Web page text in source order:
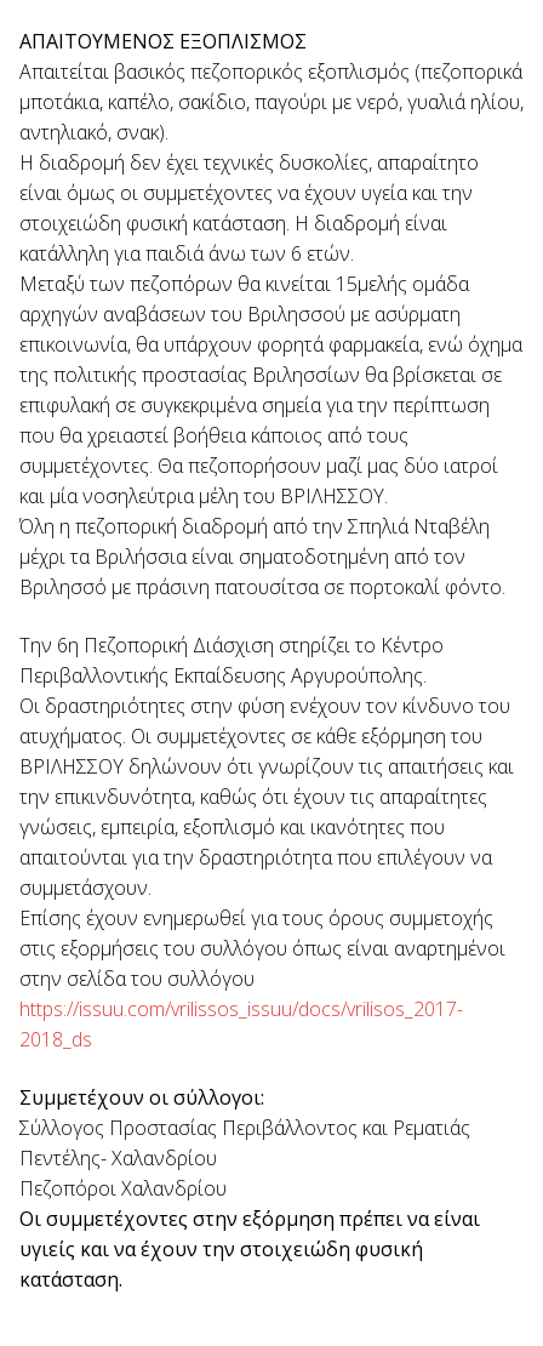
ΑΠΑΙΤΟΥΜΕΝΟΣ ΕΞΟΠΛΙΣΜΟΣ
Απαιτείται βασικός πεζοπορικός εξοπλισμός (πεζοπορικά
μποτάκια, καπέλο, σακίδιο, παγούρι με νερό, γυαλιά ηλίου,
αντηλιακό, σνακ).
Η διαδρομή δεν έχει τεχνικές δυσκολίες, απαραίτητο
είναι όμως οι συμμετέχοντες να έχουν υγεία και την
στοιχειώδη φυσική κατάσταση. Η διαδρομή είναι
κατάλληλη για παιδιά άνω των 6 ετών.
Μεταξύ των πεζοπόρων θα κινείται 15μελής ομάδα
αρχηγών αναβάσεων του Βριλησσού με ασύρματη
επικοινωνία, θα υπάρχουν φορητά φαρμακεία, ενώ όχημα
της πολιτικής προστασίας Βριλησσίων θα βρίσκεται σε
επιφυλακή σε συγκεκριμένα σημεία για την περίπτωση
που θα χρειαστεί βοήθεια κάποιος από τους
συμμετέχοντες. Θα πεζοπορήσουν μαζί μας δύο ιατροί
και μία νοσηλεύτρια μέλη του ΒΡΙΛΗΣΣΟΥ.
Όλη η πεζοπορική διαδρομή από την Σπηλιά Νταβέλη
μέχρι τα Βριλήσσια είναι σηματοδοτημένη από τον
Βριλησσό με πράσινη πατουσίτσα σε πορτοκαλί φόντο.
Την 6η Πεζοπορική Διάσχιση στηρίζει το Κέντρο
Περιβαλλοντικής Εκπαίδευσης Αργυρούπολης.
Οι δραστηριότητες στην φύση ενέχουν τον κίνδυνο του
ατυχήματος. Οι συμμετέχοντες σε κάθε εξόρμηση του
ΒΡΙΛΗΣΣΟΥ δηλώνουν ότι γνωρίζουν τις απαιτήσεις και
την επικινδυνότητα, καθώς ότι έχουν τις απαραίτητες
γνώσεις, εμπειρία, εξοπλισμό και ικανότητες που
απαιτούνται για την δραστηριότητα που επιλέγουν να
συμμετάσχουν.
Επίσης έχουν ενημερωθεί για τους όρους συμμετοχής
στις εξορμήσεις του συλλόγου όπως είναι αναρτημένοι
στην σελίδα του συλλόγου
https://issuu.com/vrilissos_issuu/docs/vrilisos_2017-
2018_ds
Συμμετέχουν οι σύλλογοι:
Σύλλογος Προστασίας Περιβάλλοντος και Ρεματιάς
Πεντέλης- Χαλανδρίου
Πεζοπόροι Χαλανδρίου
Οι συμμετέχοντες στην εξόρμηση πρέπει να είναι
υγιείς και να έχουν την στοιχειώδη φυσική
κατάσταση.